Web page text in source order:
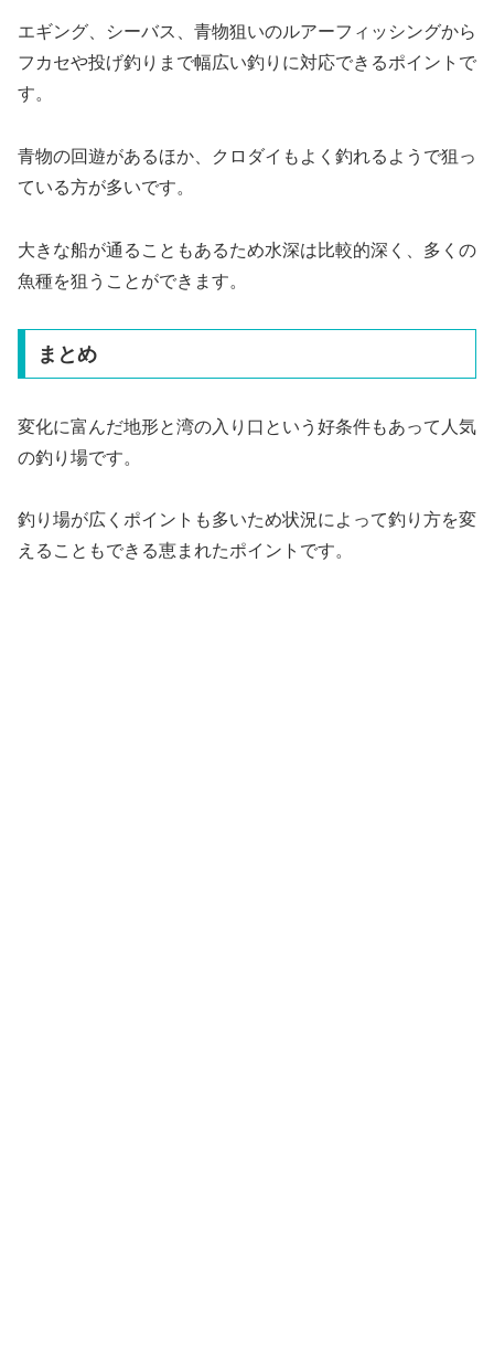
エギング、シーバス、青物狙いのルアーフィッシングから
フカセや投げ釣りまで幅広い釣りに対応できるポイントで
す。
青物の回遊があるほか、クロダイもよく釣れるようで狙っ
ている方が多いです。
大きな船が通ることもあるため水深は比較的深く、多くの
魚種を狙うことができます。
まとめ
変化に富んだ地形と湾の入り口という好条件もあって人気
の釣り場です。
釣り場が広くポイントも多いため状況によって釣り方を変
えることもできる恵まれたポイントです。